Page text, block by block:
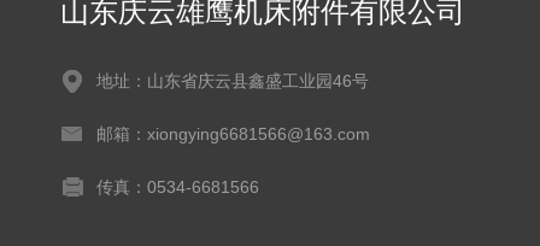
山东庆云雄鹰机床附件有限公司
地址：山东省庆云县鑫盛工业园46号
邮箱：xiongying6681566@163.com
传真：0534-6681566